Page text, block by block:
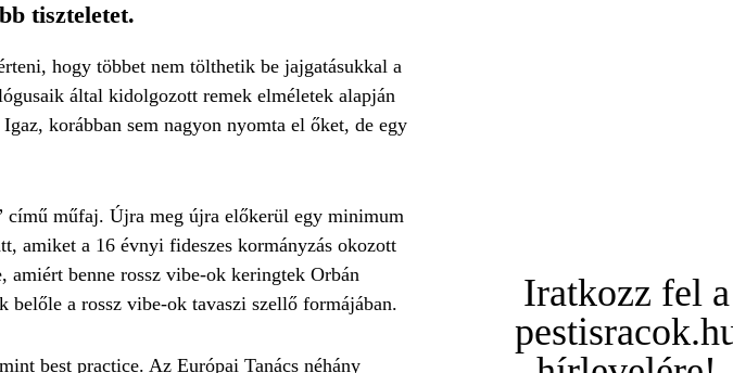
tiszteletet.
hogy többet nem tölthetik be jajgatásukkal a
által kidolgozott remek elméletek alapján
korábban sem nagyon nyomta el őket, de egy
című műfaj. Újra meg újra előkerül egy minimum
amiket a 16 évnyi fideszes kormányzás okozott
amiért benne rossz vibe-ok keringtek Orbán
belőle a rossz vibe-ok tavaszi szellő formájában.
best practice. Az Európai Tanács néhány
Iratkozz fel a